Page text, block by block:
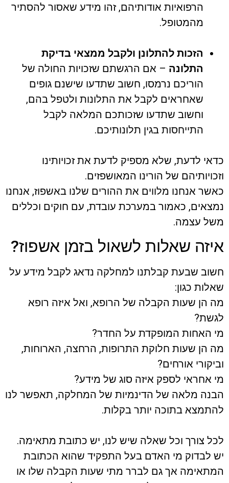
הרפואיות אודותיהם, זהו מידע שאסור להסתיר
מהמטופל.
הזכות להתלונן ולקבל ממצאי בדיקת
התלונה – אם הרגשתם שזכויות החולה של
הוריכם נרמסו, חשוב שתדעו שישנם גופים
שאחראים לקבל את התלונות ולטפל בהם,
וחשוב שתדעו שזכותכם המלאה לקבל
התייחסות בגין תלונותיכם.
כדאי לדעת, שלא מספיק לדעת את זכויותינו
וזכויותיהם של הורינו המאושפזים.
כאשר אנחנו מלווים את ההורים שלנו באשפוז, אנחנו
נמצאים, כאמור במערכת עובדת, עם חוקים וכללים
משל עצמה.
איזה שאלות לשאול בזמן אשפוז?
חשוב שבעת קבלתנו למחלקה נדאג לקבל מידע על
שאלות כגון:
מה הן שעות הקבלה של הרופא, ואל איזה רופא
לגשת?
מי האחות המופקדת על החדר?
מה הן שעות חלוקת התרופות, הרחצה, הארוחות,
וביקורי אורחים?
מי אחראי לספק איזה סוג של מידע?
הבנה מלאה של הדינמיות של המחלקה, תאפשר לנו
להתמצא בתוכה יותר בקלות.
לכל צורך וכל שאלה שיש לנו, יש כתובת מתאימה.
יש לבדוק מי האדם בעל התפקיד שהוא הכתובת
המתאימה אך גם לברר מתי שעות הקבלה שלו או